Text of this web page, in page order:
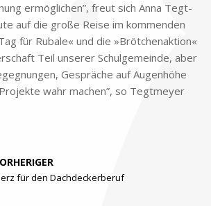
er­mög­li­chen”, freut sich Anna Tegt­
auf die gro­ße Rei­se im kom­men­den
für Ru­ba­le« und die »Bröt­chen­ak­ti­on«
Teil un­se­rer Schul­ge­mein­de, aber
Ge­sprä­che auf Au­gen­hö­he
wahr ma­chen”, so Tegt­mey­er
für den Dachdeckerberuf